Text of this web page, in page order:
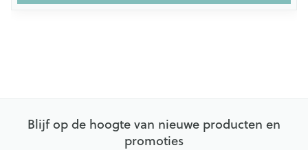
Blijf op de hoogte van nieuwe producten en
promoties